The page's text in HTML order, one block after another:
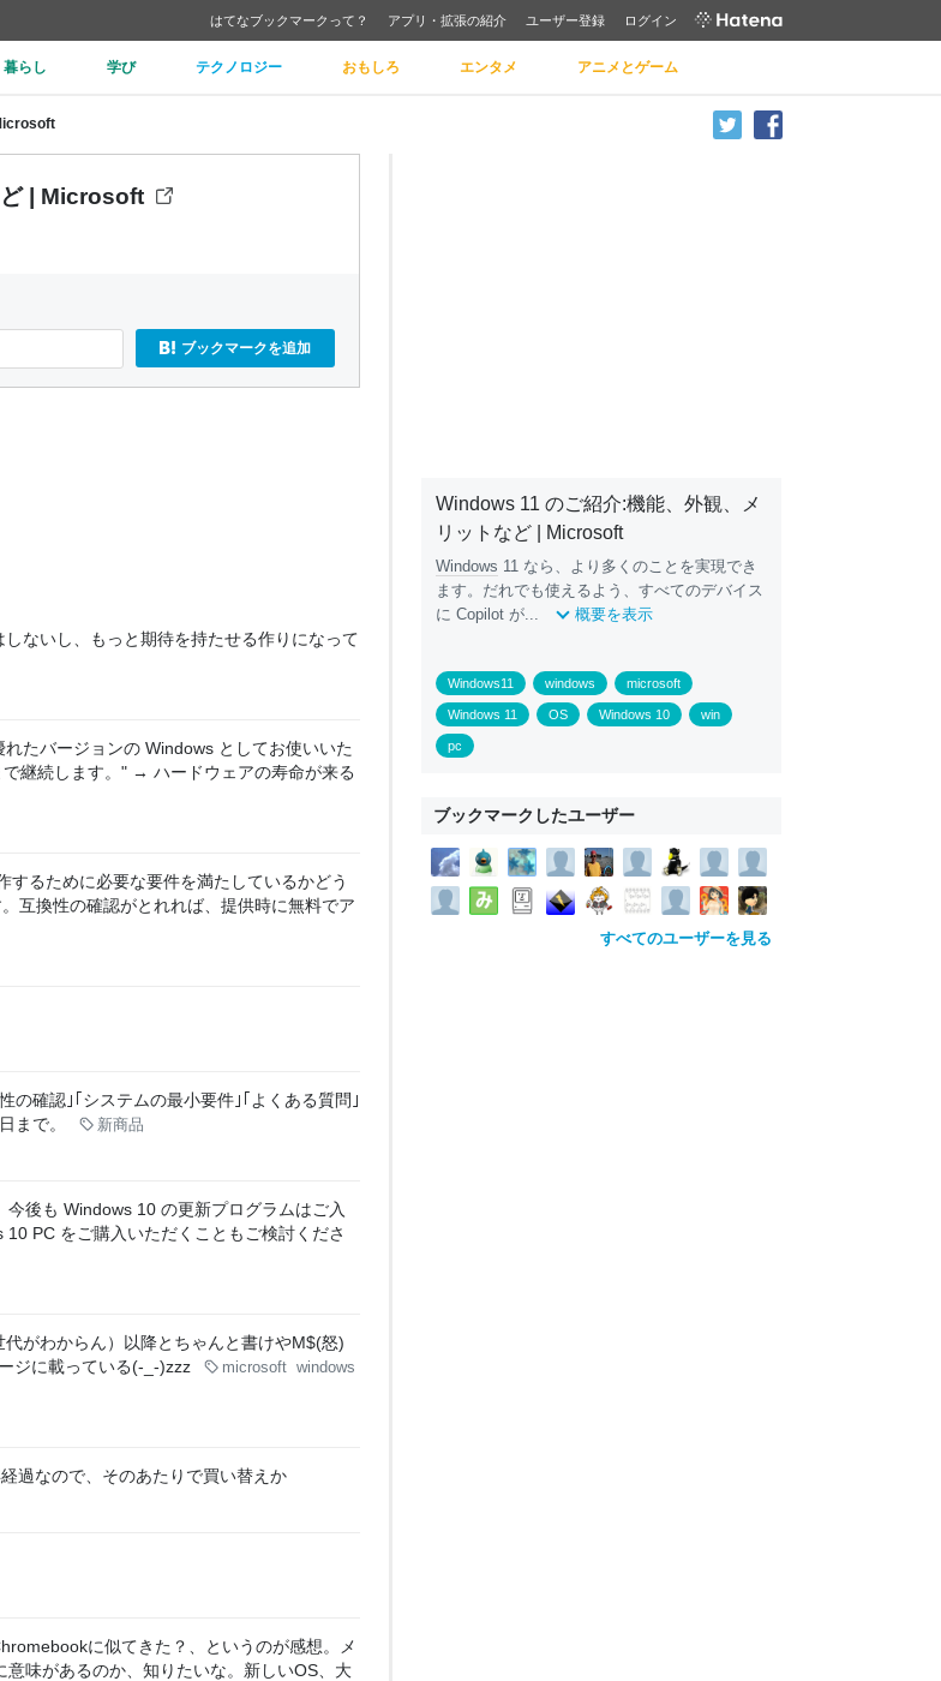
はてなブックマークって？ アプリ・拡張の紹介 ユーザー登録 ログイン
暮らし 学び テクノロジー おもしろ エンタメ アニメとゲーム
| Microsoft
ブックマークを追加
ないし、もっと期待を持たせる作りになって
たバージョンの Windows としてお使いいた
継続します。" → ハードウェアの寿命が来る
るために必要な要件を満たしているかどう
互換性の確認がとれれば、提供時に無料でア
の確認｣｢システムの最小要件｣｢よくある質問｣
まで。
新商品
後も Windows 10 の更新プログラムはご入
PC をご購入いただくこともご検討くださ
がわからん）以降とちゃんと書けやM$(怒)
ジに載っている(-_-)zzz
microsoft windows
過なので、そのあたりで買い替えか
に似てきた？、というのが感想。メ
味があるのか、知りたいな。新しいOS、大
Windows 11 のご紹介:機能、外観、メ
リットなど | Microsoft
Windows 11 なら、より多くのことを実現でき
ます。だれでも使えるよう、すべてのデバイス
に Copilot が...
概要を表示
Windows11 windows microsoft
Windows 11 OS Windows 10 win
pc
ブックマークしたユーザー
すべてのユーザーを見る